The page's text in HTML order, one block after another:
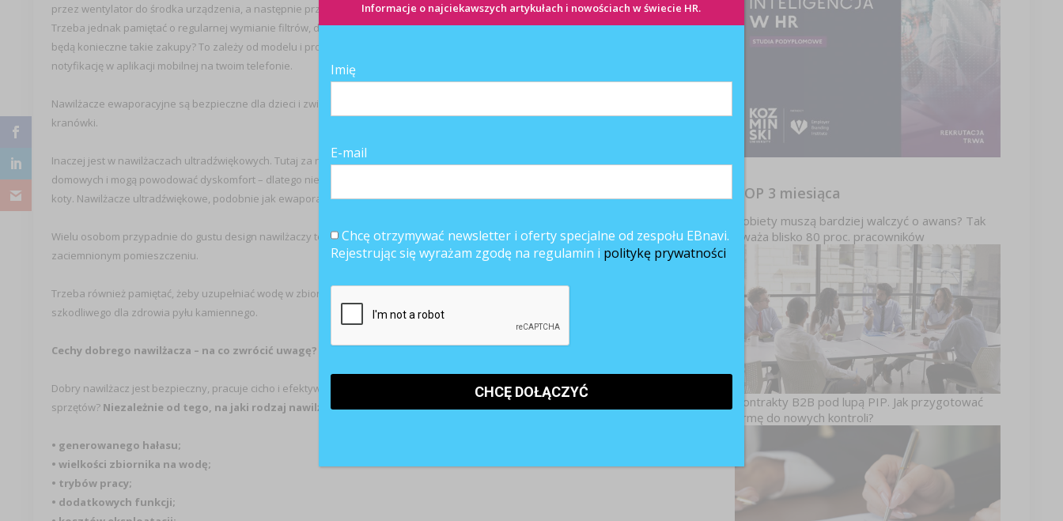
przez wentylator do środka urządzenia, a następnie przepuszczane przez nawilżaną matę lub dyski – w zależności od konstrukcji sprzętu.
Trzeba jednak pamiętać o regularnej wymianie filtrów, dlatego do kosztów zakupu należy doliczyć te związane z eksploatacją. Jak często
będą konieczne takie zakupy? To zależy od modelu i producenta. W najbardziej zaawansowanych sprzętach otrzymasz stosowną
notyfikację w aplikacji mobilnej na twoim telefonie.
Nawilżacze ewaporacyjne są bezpieczne dla dzieci i zwierząt domowych, a żeby uzupełnić zbiornik na wodę, możesz skorzystać z
kranówki.
Inaczej jest w nawilżaczach ultradźwiękowych. Tutaj za rozbijanie cząsteczek wody odpowiadają ultradźwięki. Są słyszalne dla zwierząt
domowych i mogą powodować dyskomfort – dlatego nie zaleca się kupowania sprzętu tego rodzaju do domu, w którym mieszkają psy i
koty. Nawilżacze ultradźwiękowe, podobnie jak ewaporacyjne, emitują zimną mgiełkę – są bezpieczne dla dzieci.
Wielu osobom przypadnie do gustu design nawilżaczy tego typu. Efektowne kształty i podświetlanie zbiornika na wodę robią wrażenie w
zaciemnionym pomieszczeniu.
Trzeba również pamiętać, żeby uzupełniać wodę w zbiorniku wodą destylowaną. Używanie kranówki może prowadzić do wytrącenia
szkodliwego dla zdrowia pyłu kamiennego.
Cechy dobrego nawilżacza – na co zwrócić uwagę?
Dobry nawilżacz jest bezpieczny, pracuje cicho i efektywnie. Na jakie elementy zwrócić uwagę przeglądając specyfikację techniczną
sprzętów? Niezależnie od tego, na jaki rodzaj nawilżacza się zdecydujesz, nie zapominaj o przeanalizowaniu:
• generowanego hałasu;
• wielkości zbiornika na wodę;
• trybów pracy;
• dodatkowych funkcji;
TOP 3 miesiąca
Kobiety muszą bardziej walczyć o awans? Tak
uważa blisko 80 proc. pracowników
Kontrakty B2B pod lupą PIP. Jak przygotować
firmę do nowych kontroli?
Informacje o najciekawszych artykułach i nowościach w świecie HR.
Imię
E-mail
Chcę otrzymywać newsletter i oferty specjalne od zespołu EBnavi.
Rejestrując się wyrażam zgodę na regulamin i politykę prywatności